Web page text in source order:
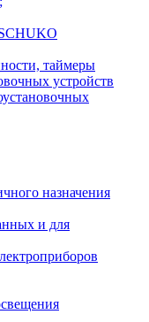
таймеры
устройств
назначения
и для